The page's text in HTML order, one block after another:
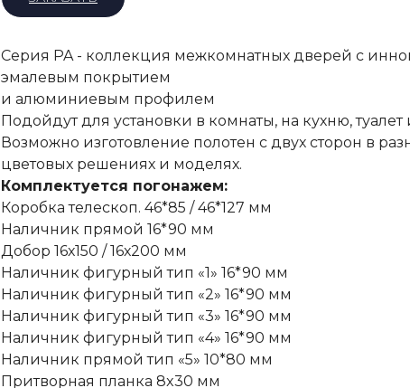
Серия PA - коллекция межкомнатных дверей с
эмалевым покрытием
и алюминиевым профилем
Подойдут для установки в комнаты, на кухню, туалет
Возможно изготовление полотен с двух сторон в
цветовых решениях и моделях.
Комплектуется погонажем:
Коробка телескоп. 46*85 / 46*127 мм
Наличник прямой 16*90 мм
Добор 16х150 / 16х200 мм
Наличник фигурный тип «1» 16*90 мм
Наличник фигурный тип «2» 16*90 мм
Наличник фигурный тип «3» 16*90 мм
Наличник фигурный тип «4» 16*90 мм
Наличник прямой тип «5» 10*80 мм
Притворная планка 8x30 мм